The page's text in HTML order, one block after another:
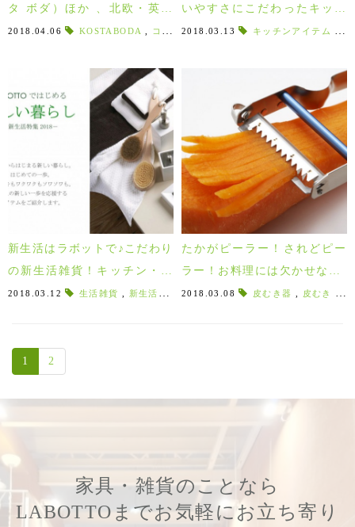
タ ボダ）ほか 、北欧・英国
６ブランドが新入荷！
2018.04.06 KOSTABODA コスタボダ ,イギリス , GUSTAFSBERG
いやすさにこだわったキッチ
ンアイテムKINTO キントー
2018.03.13 キッチンアイテム
新生活はラボットで♪こだわり
の新生活雑貨！キッチン・バ
ス・お掃除グッズ特集！
2018.03.12 生活雑貨 新生活アイテム , 新生活の必需品,トイレ,お風
たかがピーラー！されどピー
ラー！お料理には欠かせないz
enaの皮むき器！
2018.03.08 皮むき器 皮むき
1 2
家具・雑貨のことなら
LABOTTOまでお気軽にお立ち寄り